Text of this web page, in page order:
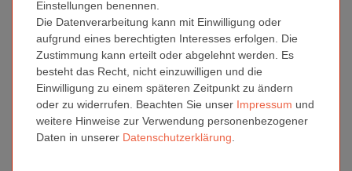
Ein-/Ausschalter
Sensorik, Abtastung und Reaktion: Optischer Sensor mit
1200 dpi; max. Beschleunigung: 10G; max.
Geschwindigkeit: 30 IPS; USB-Signalrate: 125Hz/250Hz
Haltbarkeit: Maustasten (links/rechts) über 3.000.000 Klicks
Farbe: schwarz
Abmessungen: 105 x 61 x 37mm
Gewicht: ± 60g (ohne Batterie)
Stromversorgung Funk-Maus: 1.5V - 10mA; benötigt 1x
Einstellungen benennen.
Die Datenverarbeitung kann mit Einwilligung oder
aufgrund eines berechtigten Interesses erfolgen. Die
Zustimmung kann erteilt oder abgelehnt werden. Es
besteht das Recht, nicht einzuwilligen und die
Einwilligung zu einem späteren Zeitpunkt zu ändern
oder zu widerrufen. Beachten Sie unser Impressum und
weitere Hinweise zur Verwendung personenbezogener
Daten in unserer Daten­schutz­erklärung